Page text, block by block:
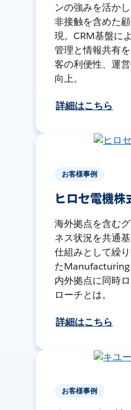
ンの強みを活か
非接触を含めた
現。CRM基盤に
管理と情報共有
客の利便性、運
向上。
詳細はこちら
お客様事例
ヒロセ電機株
海外拠点を含む
ネス状況を共通
仕組みとして繰
た
内外拠点に同時
ローチとは。
詳細はこちら
お客様事例